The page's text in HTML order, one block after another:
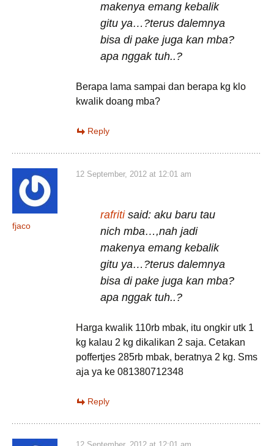
makenya emang kebalik
gitu ya…?terus dalemnya
bisa di pake juga kan mba?
apa nggak tuh..?
Berapa lama sampai dan berapa kg klo
kwalik doang mba?
Reply
fjaco
12 September, 2012 at 12:01 am
rafritisaid: aku baru tau
nich mba…,nah jadi
makenya emang kebalik
gitu ya…?terus dalemnya
bisa di pake juga kan mba?
apa nggak tuh..?
Harga kwalik 110rb mbak, itu ongkir utk 1
kg kalau 2 kg dikalikan 2 saja. Cetakan
poffertjes 285rb mbak, beratnya 2 kg. Sms
aja ya ke 081380712348
Reply